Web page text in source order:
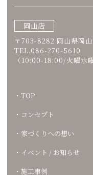
岡山店
〒703-8282 岡山県岡
TEL.086-270-5610
（10:00-18:00/火曜水
TOP
コンセプト
家づくりへの想い
イベント / お知らせ
施工事例